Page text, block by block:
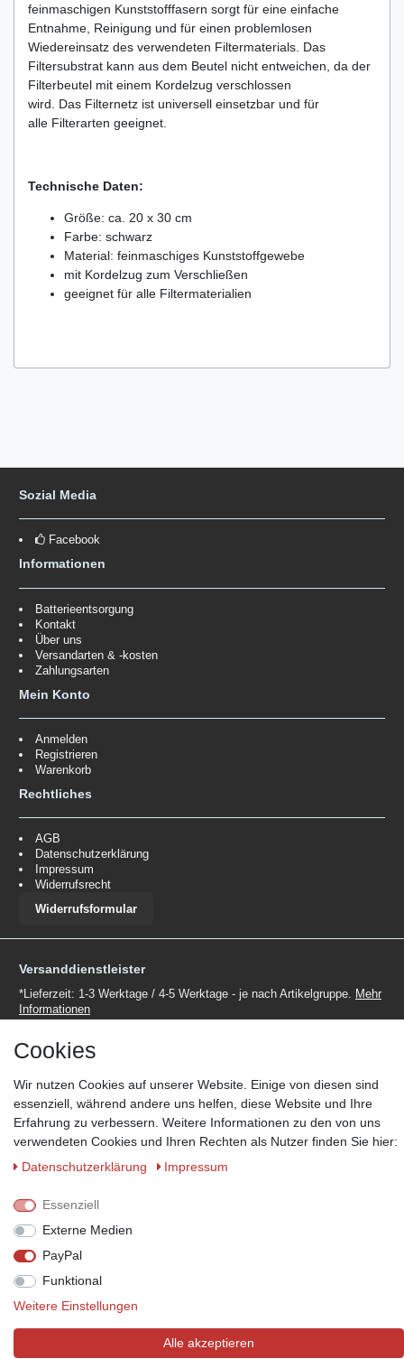
feinmaschigen Kunststofffasern sorgt für eine einfache
Entnahme, Reinigung und für einen problemlosen
Wiedereinsatz des verwendeten Filtermaterials. Das
Filtersubstrat kann aus dem Beutel nicht entweichen, da der
Filterbeutel mit einem Kordelzug verschlossen
wird. Das Filternetz ist universell einsetzbar und für
alle Filterarten geeignet.
Technische Daten:
Größe: ca. 20 x 30 cm
Farbe: schwarz
Material: feinmaschiges Kunststoffgewebe
mit Kordelzug zum Verschließen
geeignet für alle Filtermaterialien
Sozial Media
Facebook
Informationen
Batterieentsorgung
Kontakt
Über uns
Versandarten & -kosten
Zahlungsarten
Mein Konto
Anmelden
Registrieren
Warenkorb
Rechtliches
AGB
Datenschutzerklärung
Impressum
Widerrufsrecht
Widerrufsformular
Versanddienstleister
*Lieferzeit: 1-3 Werktage / 4-5 Werktage - je nach Artikelgruppe. Mehr
Informationen
Zahlungsmöglichkeiten
Wir behalten uns das Recht vor im Einzelfall bestimmte
Zahlungsarten auszuschließen.Mehr Informationen
© Copyright 2026 Marabella´s | Alle Rechte vorbehalten. | Grundpreise
Cookies
Wir nutzen Cookies auf unserer Website. Einige von diesen sind
essenziell, während andere uns helfen, diese Website und Ihre
Erfahrung zu verbessern. Weitere Informationen zu den von uns
verwendeten Cookies und Ihren Rechten als Nutzer finden Sie hier:
Daten­schutz­erklärung
Impressum
Essenziell
Externe Medien
PayPal
Funktional
Weitere Einstellungen
Alle akzeptieren